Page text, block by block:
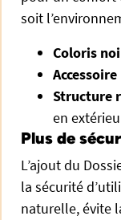
soit
Coloris
Structure
en
Plus de
L’ajout du
la sécurité
naturelle, évite